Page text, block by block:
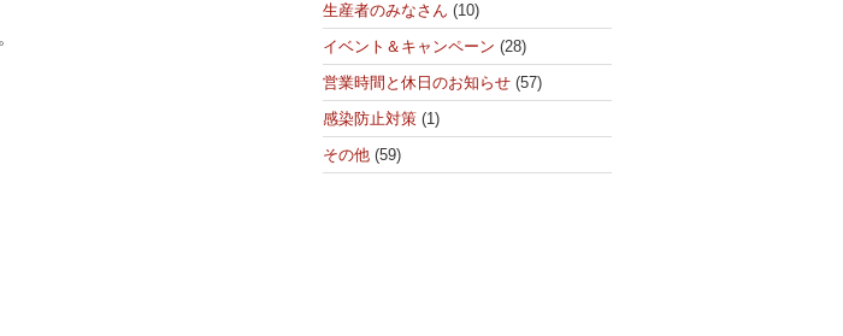
生産者のみなさん (10)
イベント＆キャンペーン (28)
営業時間と休日のお知らせ (57)
感染防止対策 (1)
その他 (59)